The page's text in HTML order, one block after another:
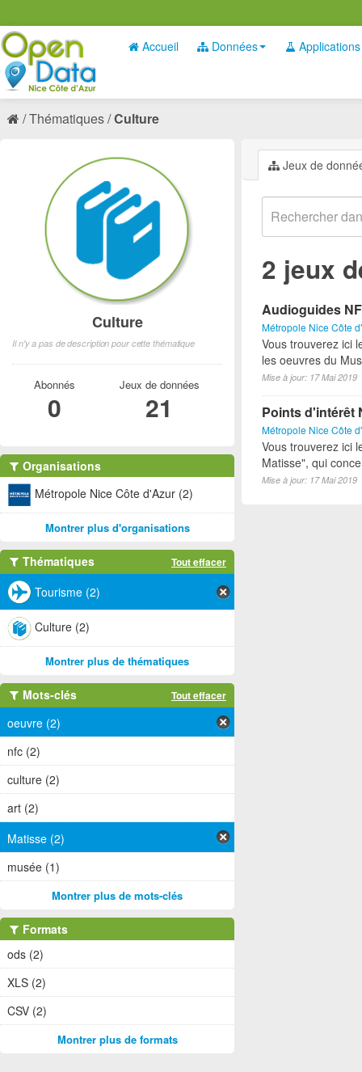
Accueil Données Applications
Thématiques Culture
Jeux de
2 jeux
Audioguides
Métropole Nice Côte
Vous trouverez ici
les oeuvres du
Mise à jour: 17 Mai 2019
Points d'intérêt
Métropole Nice Côte
Vous trouverez ici
Matisse", qui
Mise à jour: 17 Mai 2019
Culture
Il n'y a pas de description pour cette thématique
Abonnés
0
Jeux de données
21
Organisations
Métropole Nice Côte d'Azur (2)
Montrer plus d'organisations
Thématiques Tout effacer
Tourisme (2)
Culture (2)
Montrer plus de thématiques
Mots-clés Tout effacer
oeuvre (2)
nfc (2)
culture (2)
art (2)
Matisse (2)
musée (1)
Montrer plus de mots-clés
Formats
ods (2)
XLS (2)
CSV (2)
Montrer plus de formats